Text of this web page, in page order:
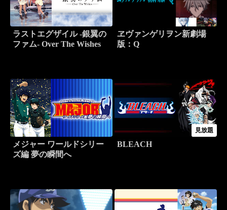
ラストエグザイル -銀翼の
ファム- Over The Wishes
ヱヴァンゲリヲン新劇場
版：Q
メジャー ワールドシリー
ズ編 夢の瞬間へ
見放題
BLEACH